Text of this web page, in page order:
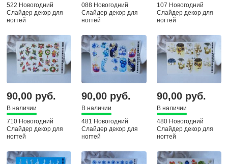
522 Новогодний
Слайдер декор для
ногтей
088 Новогодний
Слайдер декор для
ногтей
107 Новогодний
Слайдер декор для
ногтей
90,00 руб.
В наличии
710 Новогодний
Слайдер декор для
ногтей
90,00 руб.
В наличии
481 Новогодний
Слайдер декор для
ногтей
90,00 руб.
В наличии
480 Новогодний
Слайдер декор для
ногтей